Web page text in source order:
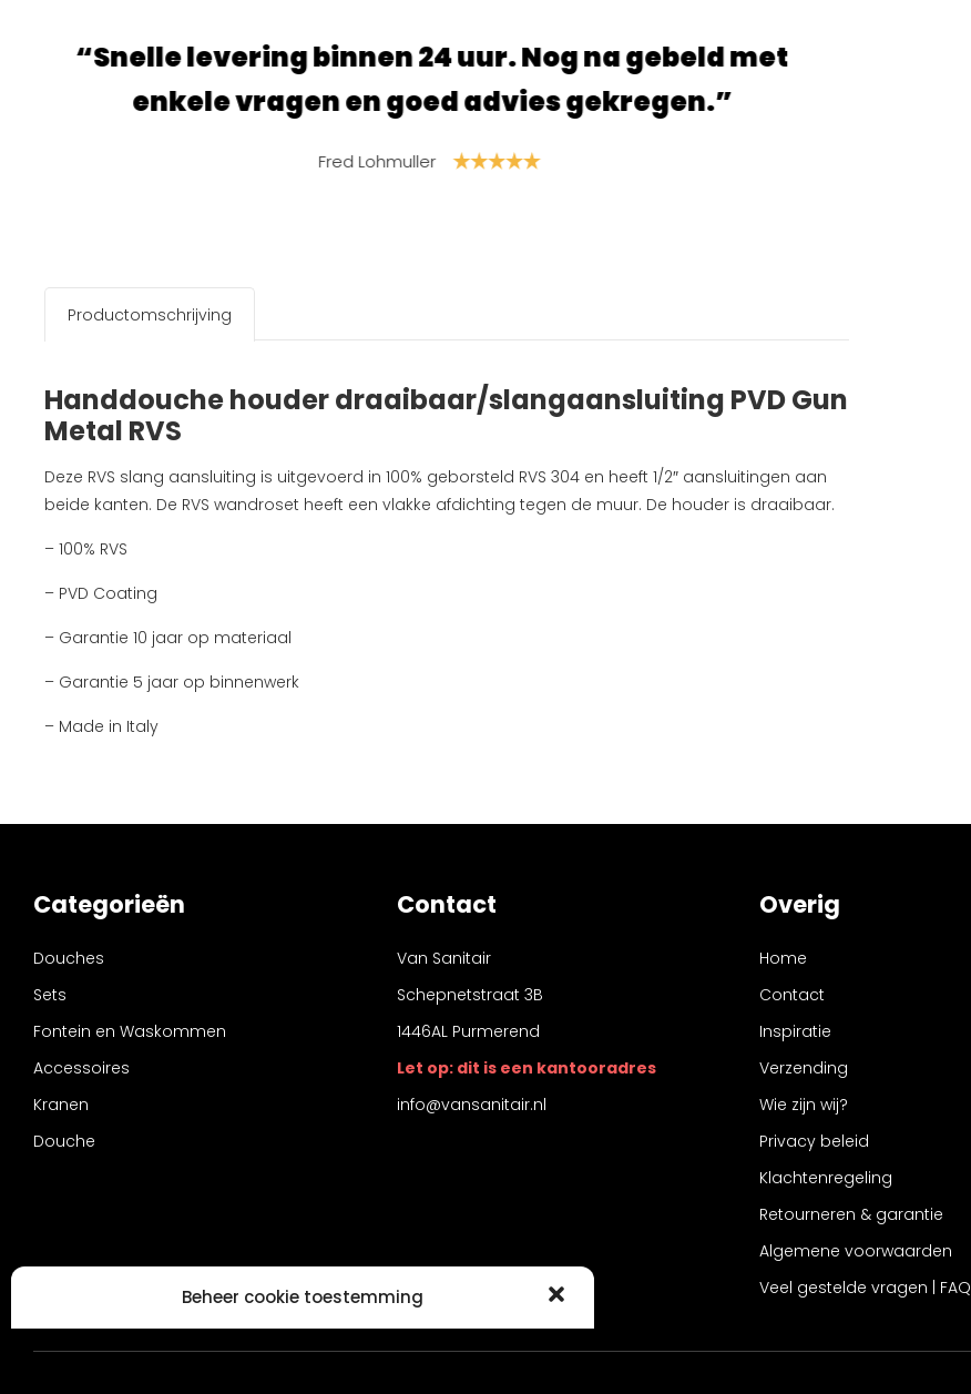
Beheer cookie toestemming
Productomschrijving
Handdouche houder draaibaar/slangaansluiting PVD Gun
Metal RVS
Deze RVS slang aansluiting is uitgevoerd in 100% geborsteld RVS 304 en heeft 1/2″ aansluitingen aan
beide kanten. De RVS wandroset heeft een vlakke afdichting tegen de muur. De houder is draaibaar.
– 100% RVS
– PVD Coating
– Garantie 10 jaar op materiaal
– Garantie 5 jaar op binnenwerk
– Made in Italy
met
“Super fijne site, alles ging snel en ben blij met de
producten die ik heb besteld!”
S. van der Linden
Categorieën
Douches
Sets
Fontein en Waskommen
Accessoires
Kranen
Douche
Contact
Van Sanitair
Schepnetstraat 3B
1446AL Purmerend
Let op: dit is een kantooradres
info@vansanitair.nl
Overig
Home
Contact
Inspiratie
Verzending
Wie zijn wij?
Privacy beleid
Klachtenregeling
Retourneren & garantie
Algemene voorwaarden
Veel gestelde vragen | FAQ